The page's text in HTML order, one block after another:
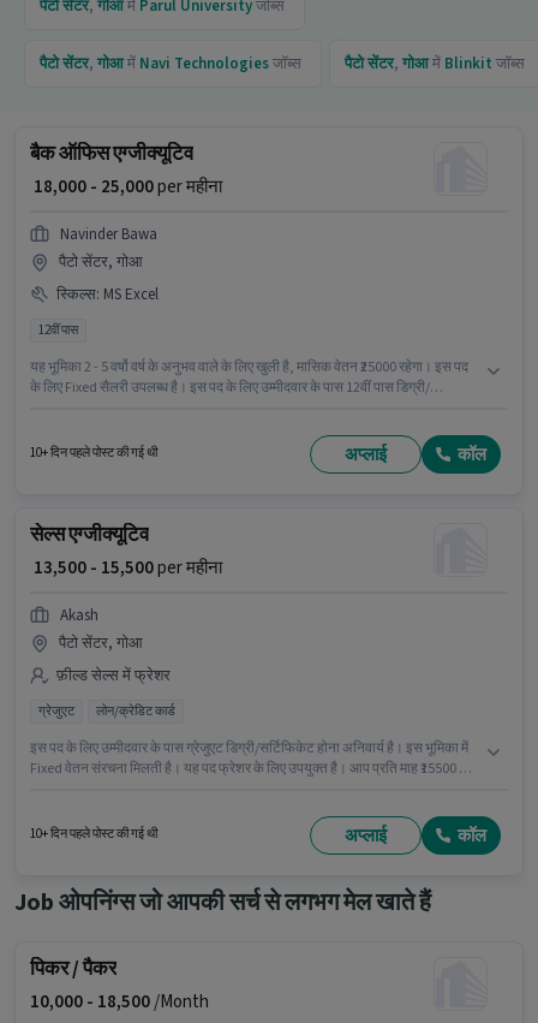
पैटो सेंटर, गोआमें Parul Universityजॉब्स
पैटो सेंटर, गोआमें Navi Technologiesजॉब्स पैटो सेंटर, गोआमें Blinkit जॉब्स
बैक ऑफिस एग्जीक्यूटिव
₹ 18,000 - 25,000per महीना
Navinder Bawa
पैटो सेंटर, गोआ
स्किल्स: MS Excel
12वीं पास
यह भूमिका 2 - 5 वर्षो वर्ष के अनुभव वाले के लिए खुली है, मासिक वेतन ₹25000 रहेगा। इस पद
के लिए Fixed सैलरी उपलब्ध है। इस पद के लिए उम्मीदवार के पास 12वीं पास डिग्री/
डेटा एंट्री श्रेणी में बैक ऑफिस एग्जीक्यूटिव के रूप में जुड़ें।
10+ दिन पहले पोस्ट की गई थी अप्लाई कॉल
सेल्स एग्जीक्यूटिव
₹ 13,500 - 15,500per महीना
Akash
पैटो सेंटर, गोआ
फ़ील्ड सेल्स में फ्रेशर
ग्रेजुएट लोन/क्रेडिट कार्ड
इस पद के लिए उम्मीदवार के पास ग्रेजुएट डिग्री/सर्टिफिकेट होना अनिवार्य है। इस भूमिका में
Fixed वेतन संरचना मिलती है। यह पद फ्रेशर के लिए उपयुक्त है। आप प्रति माह ₹15500 तक
10+ दिन पहले पोस्ट की गई थी अप्लाई कॉल
Job ओपनिंग्स जो आपकी सर्च से लगभग मेल खाते हैं
पिकर / पैकर
10,000 - 18,500/Month